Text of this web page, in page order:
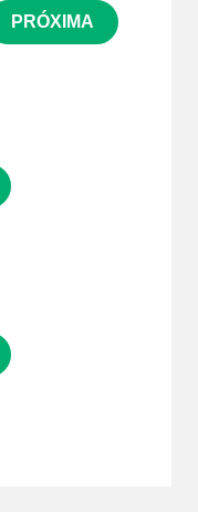
PRÓXIMA